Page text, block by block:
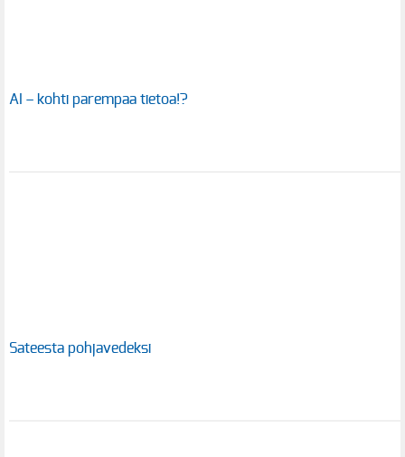
AI – kohti parempaa tietoa!?
Sateesta pohjavedeksi